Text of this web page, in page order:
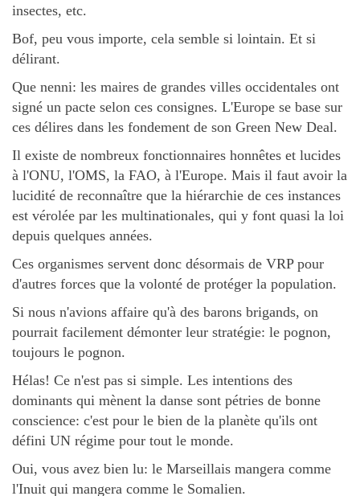
insectes, etc.
Bof, peu vous importe, cela semble si lointain. Et si
délirant.
Que nenni: les maires de grandes villes occidentales ont
signé un pacte selon ces consignes. L'Europe se base sur
ces délires dans les fondement de son Green New Deal.
Il existe de nombreux fonctionnaires honnêtes et lucides
à l'ONU, l'OMS, la FAO, à l'Europe. Mais il faut avoir la
lucidité de reconnaître que la hiérarchie de ces instances
est vérolée par les multinationales, qui y font quasi la loi
depuis quelques années.
Ces organismes servent donc désormais de VRP pour
d'autres forces que la volonté de protéger la population.
Si nous n'avions affaire qu'à des barons brigands, on
pourrait facilement démonter leur stratégie: le pognon,
toujours le pognon.
Hélas! Ce n'est pas si simple. Les intentions des
dominants qui mènent la danse sont pétries de bonne
conscience: c'est pour le bien de la planète qu'ils ont
défini UN régime pour tout le monde.
Oui, vous avez bien lu: le Marseillais mangera comme
l'Inuit qui mangera comme le Somalien.